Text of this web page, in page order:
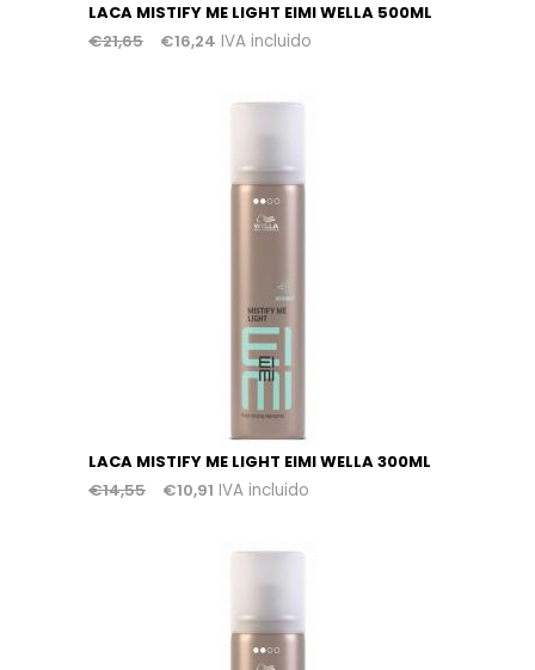
LACA MISTIFY ME LIGHT EIMI WELLA 500ML
€21,65 €16,24 IVA incluido
LACA MISTIFY ME LIGHT EIMI WELLA 300ML
€14,55 €10,91 IVA incluido